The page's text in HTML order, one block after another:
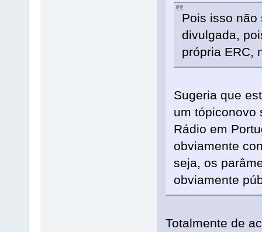
Pois isso não
divulgada,
própria ERC,
Sugeria que
um tópiconovo
Rádio em
obviamente
seja, os
obviamente
Totalmente de